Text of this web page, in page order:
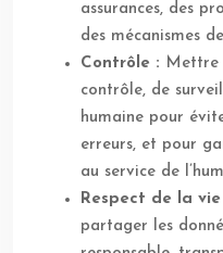
assurances, des
des mécanismes
Contrôle : Mettre
contrôle, de
humaine pour
erreurs, et pour
au service de
Respect de la
partager les